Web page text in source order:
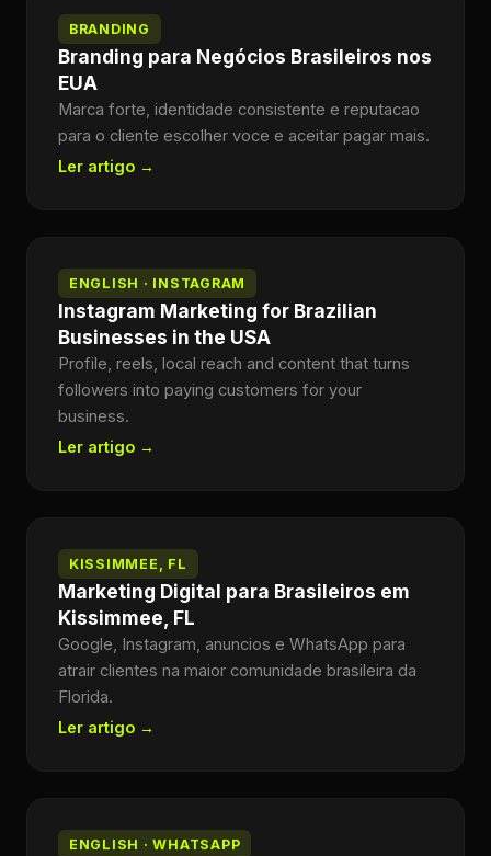
BRANDING
Branding para Negócios Brasileiros nos
EUA
Marca forte, identidade consistente e reputacao
para o cliente escolher voce e aceitar pagar mais.
Ler artigo →
ENGLISH · INSTAGRAM
Instagram Marketing for Brazilian
Businesses in the USA
Profile, reels, local reach and content that turns
followers into paying customers for your
business.
Ler artigo →
KISSIMMEE, FL
Marketing Digital para Brasileiros em
Kissimmee, FL
Google, Instagram, anuncios e WhatsApp para
atrair clientes na maior comunidade brasileira da
Florida.
Ler artigo →
ENGLISH · WHATSAPP